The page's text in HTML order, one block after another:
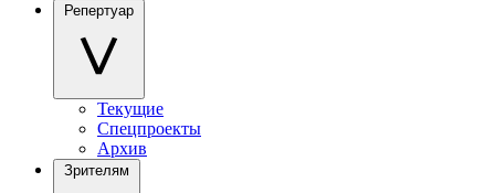
Репертуар
Текущие
Спецпроекты
Архив
Зрителям